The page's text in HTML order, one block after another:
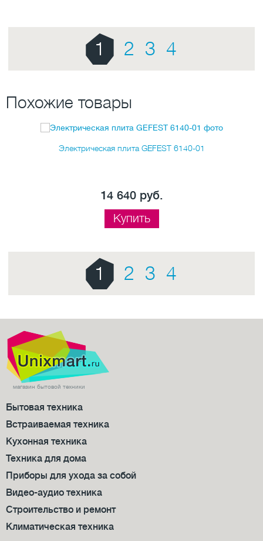
1 2 3 4
Похожие товары
Электрическая плита GEFEST 6140-01
14 640 руб.
Купить
1 2 3 4
магазин бытовой техники
Бытовая техника
Встраиваемая техника
Кухонная техника
Техника для дома
Приборы для ухода за собой
Видео-аудио техника
Строительство и ремонт
Климатическая техника